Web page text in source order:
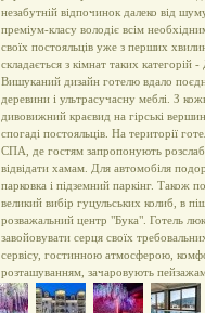
незабутній відпочинок далеко від
преміум-класу володіє всім
своїх постояльців уже з перших
складається з кімнат таких
Вишуканий дизайн готелю вдало
деревини і ультрасучасну меблі. З
дивовижний краєвид на гірські
спогаді постояльців. На території
СПА, де гостям запропонують
відвідати хамам. Для автомобіля
парковка і підземний паркінг. Також
великий вибір гуцульських колиб, в
розважальний центр "Бука". Готель
завойовувати серця своїх
сервісу, гостинною атмосферою,
розташуванням, зачаровують